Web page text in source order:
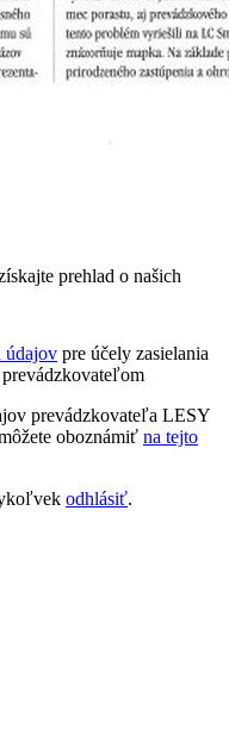
prehlad o našich
údajov pre účely zasielania
prevádzkovateľa LESY
oboznámiť na tejto
odhlásiť.